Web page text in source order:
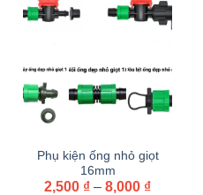
Phụ kiện ống nhỏ giọt
16mm
2,500 ₫ – 8,000 ₫Khoảng